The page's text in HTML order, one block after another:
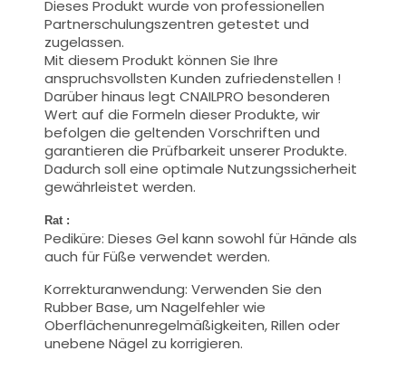
Dieses Produkt wurde von professionellen
Partnerschulungszentren getestet und
zugelassen.
Mit diesem Produkt können Sie Ihre
anspruchsvollsten Kunden zufriedenstellen !
Darüber hinaus legt CNAILPRO besonderen
Wert auf die Formeln dieser Produkte, wir
befolgen die geltenden Vorschriften und
garantieren die Prüfbarkeit unserer Produkte.
Dadurch soll eine optimale Nutzungssicherheit
gewährleistet werden.
Rat :
Pediküre: Dieses Gel kann sowohl für Hände als
auch für Füße verwendet werden.
Korrekturanwendung: Verwenden Sie den
Rubber Base, um Nagelfehler wie
Oberflächenunregelmäßigkeiten, Rillen oder
unebene Nägel zu korrigieren.